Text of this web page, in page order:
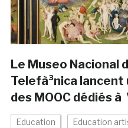
Le Museo Nacional
Telefà³nica
des MOOC dédiés
Education Education